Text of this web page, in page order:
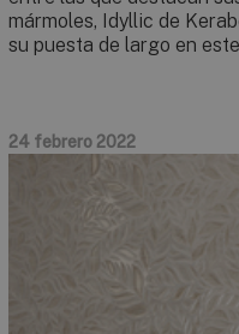
mármoles, Idyllic de
su puesta de largo en
24 febrero 2022